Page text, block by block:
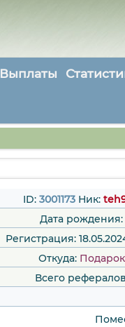
Выплаты
ID: 3001173 Ник:
Дата рождения:
Регистрация:
Откуда: Подарок
Всего